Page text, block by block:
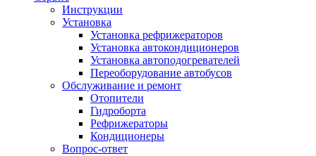
Инструкции
Установка
Установка рефрижераторов
Установка автокондиционеров
Установка автоподогревателей
Переоборудование автобусов
Обслуживание и ремонт
Отопители
Гидроборта
Рефрижераторы
Кондиционеры
Вопрос-ответ